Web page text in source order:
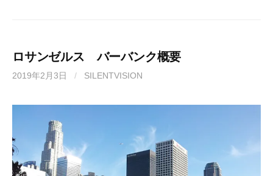
ロサンゼルス バーバンク概要
2019年2月3日 / SILENTVISION